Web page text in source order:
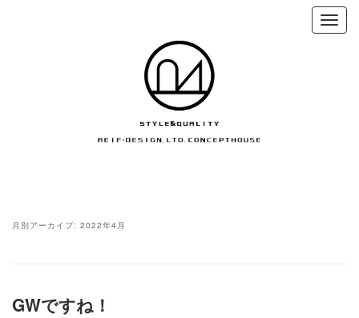
月別アーカイブ: 2022年4月
GWですね！